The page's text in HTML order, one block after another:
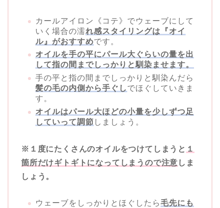
カールアイロン《コテ》でウェーブにして
いく場合の濡れ感スタイリングは『オイ
ル』がおすすめです。
オイルを手の平にパール大ぐらいの量を出
して指の間までしっかりと馴染ませます。
手の平と指の間までしっかりと馴染んだら
髪の毛の内側から手ぐし でほぐしていきま
す。
オイルはパール大ほどの小量を少しずつ足
していって調節 しましょう。
※１度にたくさんのオイルをつけてしまうと １
箇所だけギトギトになってしまうので注意 しま
しょう。
ウェーブをしっかりとほぐしたら毛先にも